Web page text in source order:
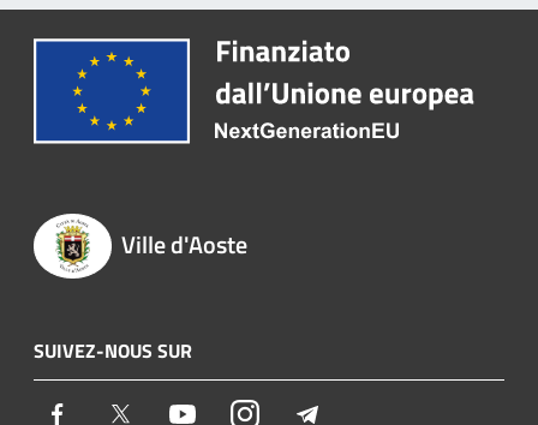
Ville d'Aoste
SUIVEZ-NOUS SUR
Facebook Twitter YoutubeInstagram